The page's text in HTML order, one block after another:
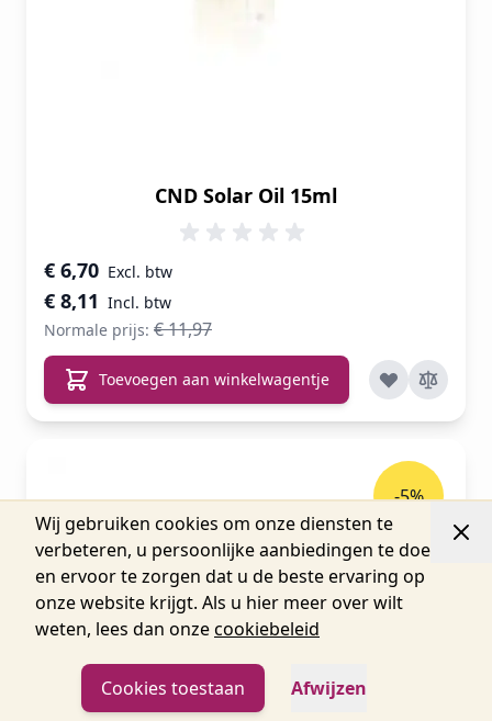
Wij gebruiken cookies om onze diensten te
verbeteren, u persoonlijke aanbiedingen te doen
en ervoor te zorgen dat u de beste ervaring op
onze website krijgt. Als u hier meer over wilt
weten, lees dan onzecookiebeleid
Cookies toestaan Afwijzen
CND Solar Oil 15ml
Speciale prijs
€ 8,11
€ 6,70
Normale prijs: € 11,97
Toevoegen aan winkelwagentje
-5%